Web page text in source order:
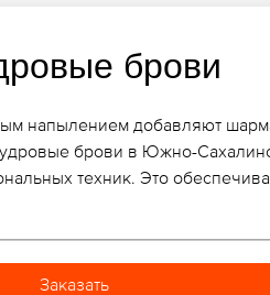
брови
напылением добавляют
брови в Южно-
техник. Это
Заказать